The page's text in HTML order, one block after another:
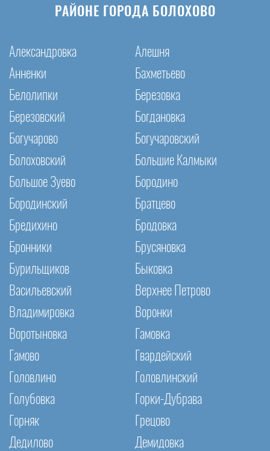
РАЙОНЕ ГОРОДА БОЛОХОВО
Александровка
Алешня
Анненки
Бахметьево
Белолипки
Березовка
Березовский
Богдановка
Богучарово
Богучаровский
Болоховский
Большие Калмыки
Большое Зуево
Бородино
Бородинский
Братцево
Бредихино
Бродовка
Бронники
Брусяновка
Бурильщиков
Быковка
Васильевский
Верхнее Петрово
Владимировка
Воронки
Воротыновка
Гамовка
Гамово
Гвардейский
Головлино
Головлинский
Голубовка
Горки-Дубрава
Горняк
Грецово
Дедилово
Демидовка